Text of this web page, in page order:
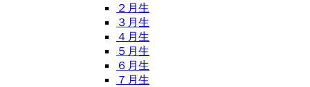
２月生
３月生
４月生
５月生
６月生
７月生